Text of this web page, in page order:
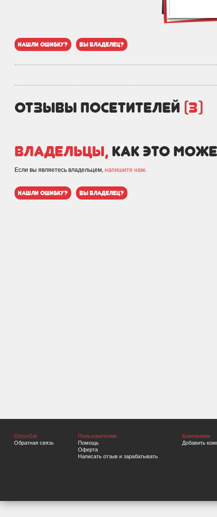
нашли ошибку? вы владелец?
отзывы посетителей (3)
Владельцы, как это
Если вы являетесь владельцем, напишите нам.
нашли ошибку? вы владелец?
OtzyvGid
Обратная связь
Пользователям
Помощь
Оферта
Написать отзыв и зарабатывать
Компаниям
Добавить